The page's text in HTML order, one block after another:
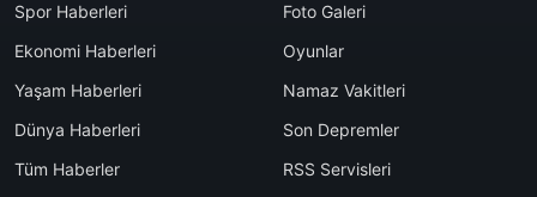
Spor Haberleri
Ekonomi Haberleri
Yaşam Haberleri
Dünya Haberleri
Tüm Haberler
Foto Galeri
Oyunlar
Namaz Vakitleri
Son Depremler
RSS Servisleri